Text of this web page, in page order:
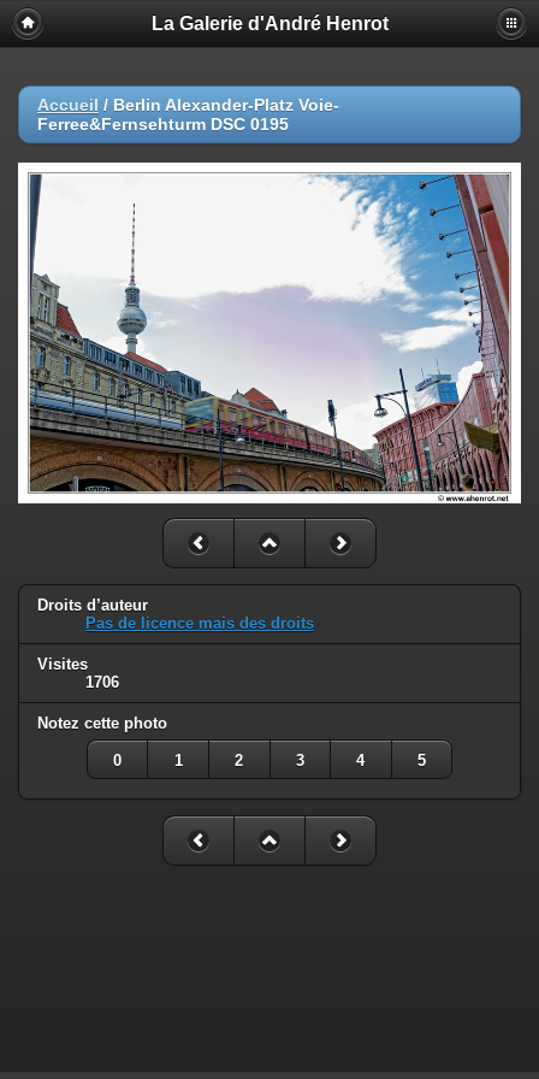
La Galerie d'André Henrot
Accueil / Berlin Alexander-Platz Voie-
Ferree&Fernsehturm DSC 0195
Droits d’auteur
Pas de licence mais des droits
Visites
1706
Notez cette photo
0 1 2 3 4 5